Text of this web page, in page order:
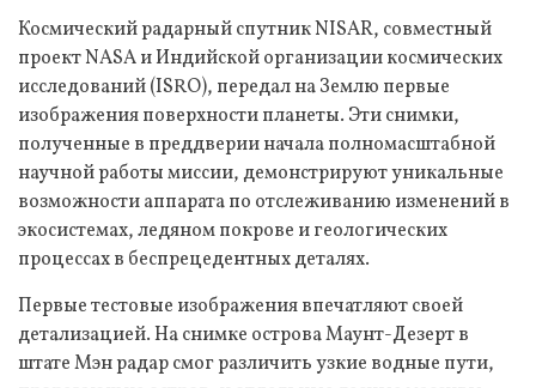
Космический радарный спутник NISAR, совместный
проект NASA и Индийской организации космических
исследований (ISRO), передал на Землю первые
изображения поверхности планеты. Эти снимки,
полученные в преддверии начала полномасштабной
научной работы миссии, демонстрируют уникальные
возможности аппарата по отслеживанию изменений в
экосистемах, ледяном покрове и геологических
процессах в беспрецедентных деталях.
Первые тестовые изображения впечатляют своей
детализацией. На снимке острова Маунт-Дезерт в
штате Мэн радар смог различить узкие водные пути,